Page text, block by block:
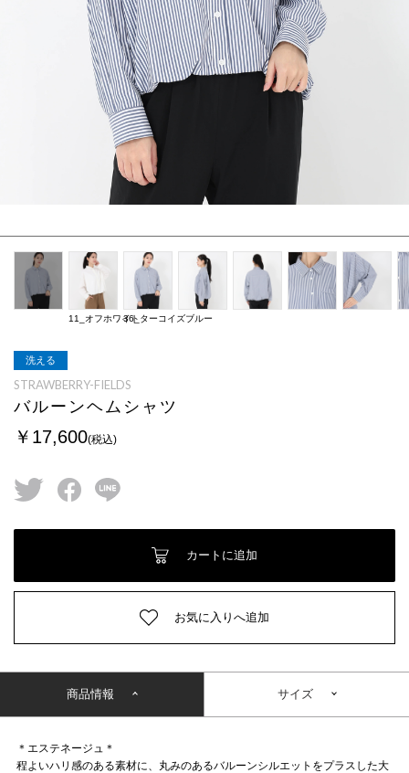
11_オフホワイト36_ターコイズブルー
洗える
STRAWBERRY-FIELDS
バルーンヘムシャツ
￥17,600(税込)
twitter facebook
カートに追加
お気に入りへ追加
商品情報 サイズ
＊エステネージュ＊
程よいハリ感のある素材に、丸みのあるバルーンシルエットをプラスした大